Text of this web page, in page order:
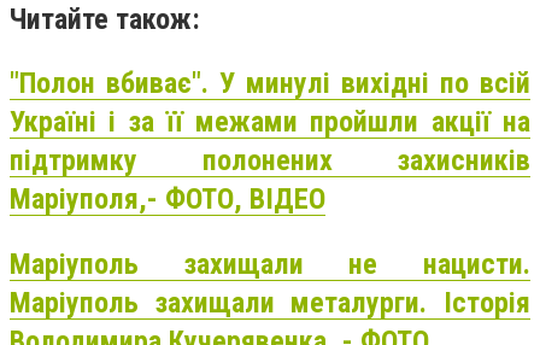
Читайте також:
"Полон вбиває". У минулі вихідні по всій
Україні і за її межами пройшли акції на
підтримку полонених захисників
Маріуполя,- ФОТО, ВІДЕО
Маріуполь захищали не нацисти.
Маріуполь захищали металурги. Історія